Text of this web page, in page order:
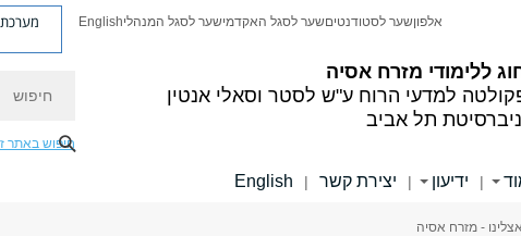
ללימודי מזרח אסיה
למדעי הרוח ע"ש לסטר וסאלי אנטין
תל אביב
אלפוןשער לסטודנטיםשער לסגל האקדמישער לסגל המנהליEnglish מערכת
חיפוש באתר
| ידיעון | יצירת קשר |
English
- מזרח אסיה